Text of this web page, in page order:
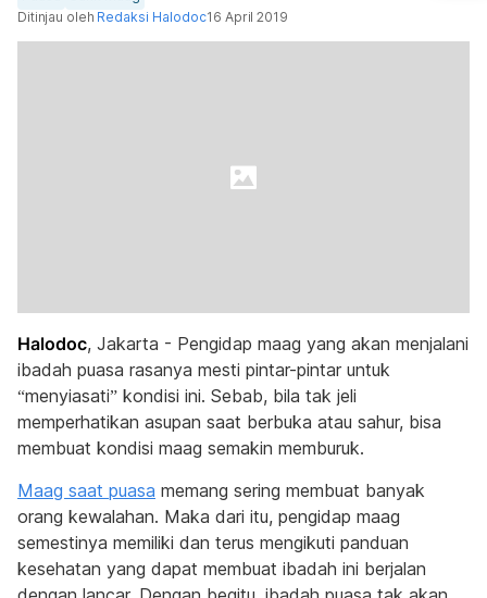
Ditinjau oleh Redaksi Halodoc16 April 2019
Halodoc, Jakarta - Pengidap maag yang akan menjalani
ibadah puasa rasanya mesti pintar-pintar untuk
“menyiasati” kondisi ini. Sebab, bila tak jeli
memperhatikan asupan saat berbuka atau sahur, bisa
membuat kondisi maag semakin memburuk.
Maag saat puasa memang sering membuat banyak
orang kewalahan. Maka dari itu, pengidap maag
semestinya memiliki dan terus mengikuti panduan
kesehatan yang dapat membuat ibadah ini berjalan